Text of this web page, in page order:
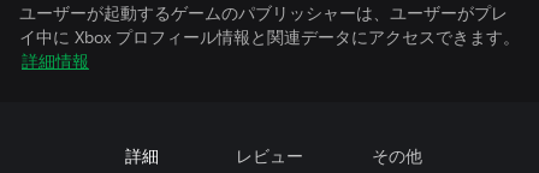
ユーザーが起動するゲームのパブリッシャーは、ユーザーがプレ
イ中に Xbox プロフィール情報と関連データにアクセスできます。
詳細情報
詳細 レビュー その他